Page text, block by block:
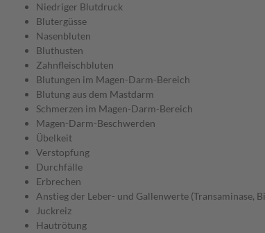
Niedriger Blutdruck
Blutergüsse
Nasenbluten
Bluthusten
Zahnfleischbluten
Blutungen im Magen-Darm-Bereich
Blutung aus dem Mastdarm
Schmerzen im Magen-Darm-Bereich
Magen-Darm-Beschwerden
Übelkeit
Verstopfung
Durchfälle
Erbrechen
Anstieg der Leber- und Gallenwerte (Transaminase,
Juckreiz
Hautrötung